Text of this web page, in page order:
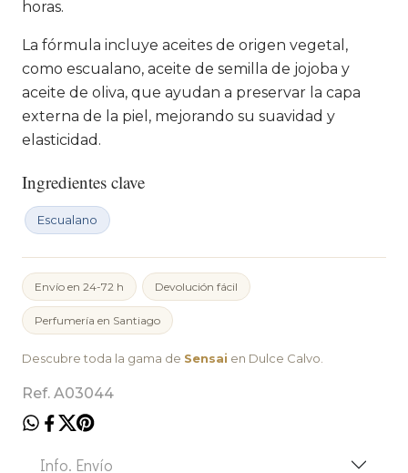
horas.
La fórmula incluye aceites de origen vegetal,
como escualano, aceite de semilla de jojoba y
aceite de oliva, que ayudan a preservar la capa
externa de la piel, mejorando su suavidad y
elasticidad.
Ingredientes clave
Escualano
Envío en 24-72 h Devolución fácil
Perfumería en Santiago
Descubre toda la gama de Sensai en Dulce Calvo.
Ref. A03044
Info. Envío